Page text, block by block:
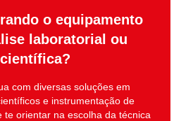
o equipamento
laboratorial ou
científica?
com diversas soluções em
e instrumentação de
orientar na escolha da técnica